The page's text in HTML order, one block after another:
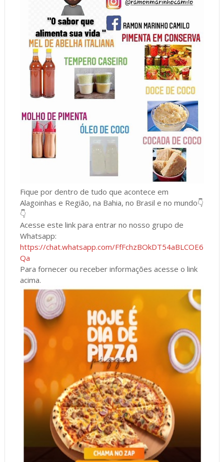
Fique por dentro de tudo que acontece em
Alagoinhas e Região, na Bahia, no Brasil e no mundo👇
👇
Acesse este link para entrar no nosso grupo de
Whatsapp:
https://chat.whatsapp.com/FfFchzBOkDT54aBLCOE6
Qa
Para fornecer ou receber informações acesse o link
acima.